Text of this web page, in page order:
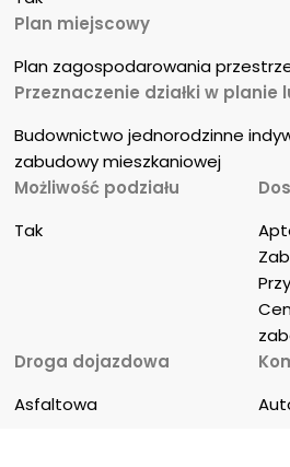
Plan miejscowy
Plan zagospodarowania
Przeznaczenie działki w planie
Budownictwo jednorodzinne
zabudowy mieszkaniowej
Możliwość podziału
Tak
Droga dojazdowa
Asfaltowa